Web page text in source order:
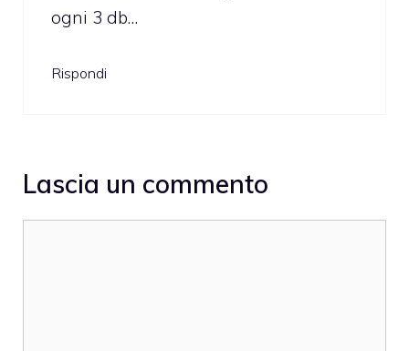
ogni 3 db…
Rispondi
Lascia un commento